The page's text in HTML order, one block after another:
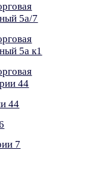
5а/7
5а к1
44
44
7